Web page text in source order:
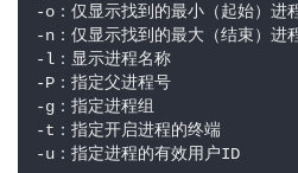
-o：仅显示找到的最小（起始）进
-n：仅显示找到的最大（结束）进
-l：显示进程名称
-P：指定父进程号
-g：指定进程组
-t：指定开启进程的终端
-u：指定进程的有效用户ID